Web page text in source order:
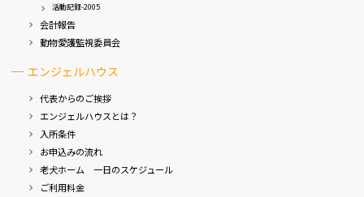
活動記録-2005
会計報告
動物愛護監視委員会
エンジェルハウス
代表からのご挨拶
エンジェルハウスとは？
入所条件
お申込みの流れ
老犬ホーム 一日のスケジュール
ご利用料金